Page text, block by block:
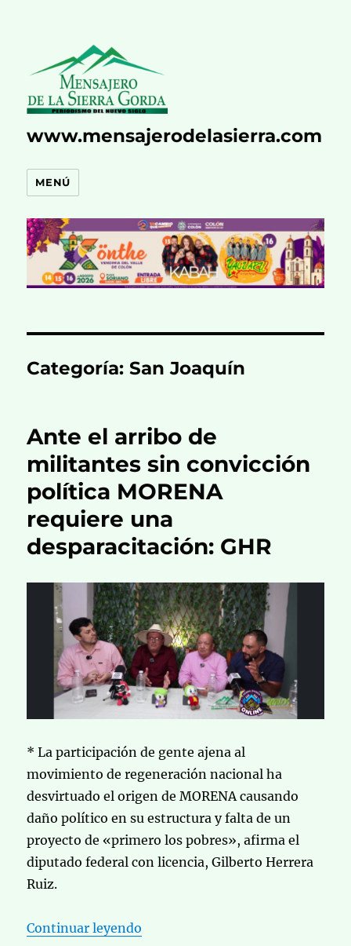
www.mensajerodelasierra.com
MENÚ
Categoría:San Joaquín
Ante el arribo de
militantes sin convicción
política MORENA
requiere una
desparacitación: GHR
* La participación de gente ajena al
movimiento de regeneración nacional ha
desvirtuado el origen de MORENA causando
daño político en su estructura y falta de un
proyecto de «primero los pobres», afirma el
diputado federal con licencia, Gilberto Herrera
Ruiz.
Continuar leyendo